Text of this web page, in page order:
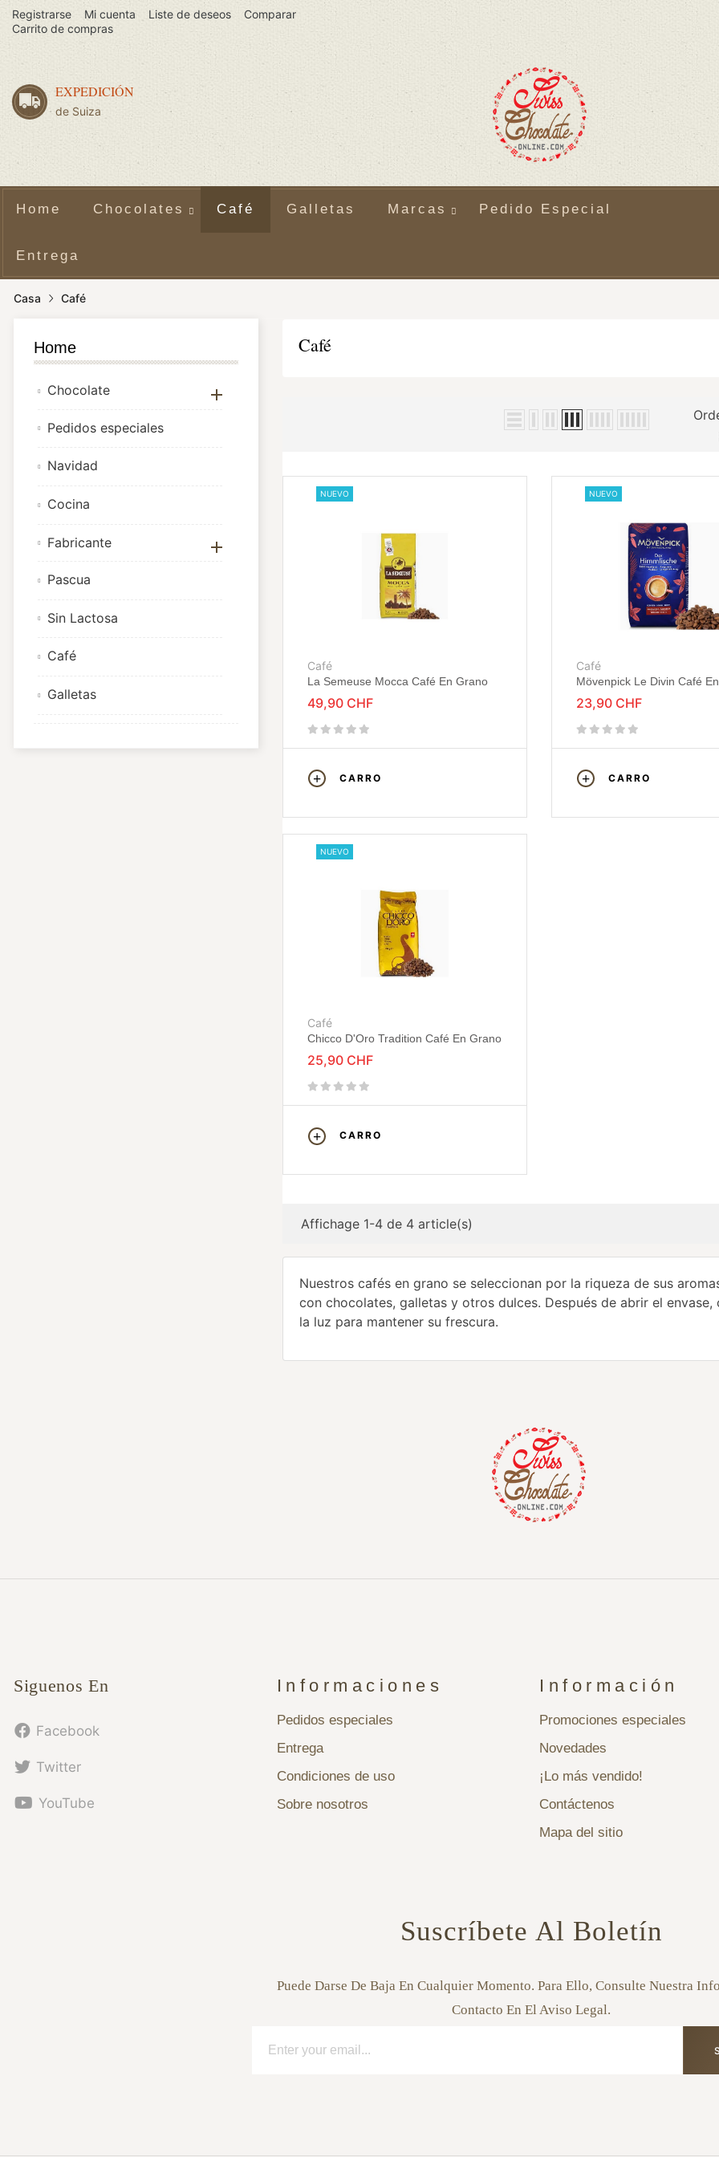
Registrarse Mi cuenta Liste de deseos
Comparar
Carrito de compras
EXPEDICIÓN
de Suiza
Home Chocolates Café Galletas Marcas Pedido Especial
Entrega
Casa Café
Home
Chocolate 
Pedidos especiales
Navidad
Cocina
Fabricante 
Pascua
Sin Lactosa
Café
Galletas
Café
NUEVO
Café
La Semeuse Mocca Café En Grano
49,90 CHF
CARRO
NUEVO
Café
Mövenpick Le Divin Café
23,90 CHF
CARRO
NUEVO
Café
Chicco D'Oro Tradition Café En Grano
25,90 CHF
CARRO
Affichage 1-4 de 4 article(s)
Nuestros cafés en grano se seleccionan por la riqueza de sus
con chocolates, galletas y otros dulces. Después de abrir el
la luz para mantener su frescura.
Siguenos En
Facebook
Twitter
YouTube
Informaciones
Pedidos especiales
Entrega
Condiciones de uso
Sobre nosotros
Información
Promociones especiales
Novedades
¡Lo más vendido!
Contáctenos
Mapa del sitio
Suscríbete Al Boletín
Puede Darse De Baja En Cualquier Momento. Para Ello, Consulte Nuestra
Contacto En El Aviso Legal.